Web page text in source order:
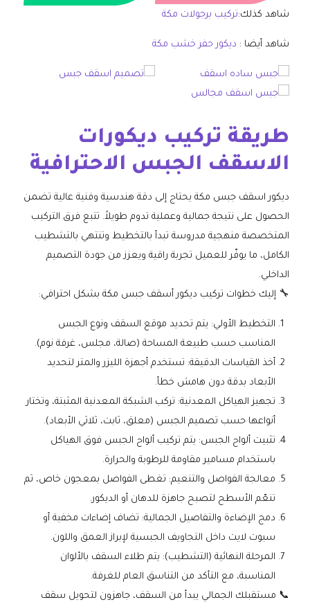
شاهد كذلك:تركيب برجولات مكة
شاهد أيضا : ديكور حفر خشب مكة
طريقة تركيب ديكورات
الاسقف الجبس الاحترافية
ديكور اسقف جبس مكة يحتاج إلى دقة هندسية وفنية عالية تضمن
الحصول على نتيجة جمالية وعملية تدوم طويلاً. تتبع فرق التركيب
المتخصصة منهجية مدروسة تبدأ بالتخطيط وتنتهي بالتشطيب
الكامل، ما يوفّر للعميل تجربة راقية ويعزز من جودة التصميم
الداخلي.
🔧 إليك خطوات تركيب ديكور أسقف جبس مكة بشكل احترافي:
التخطيط الأولي: يتم تحديد موقع السقف ونوع الجبس
المناسب حسب طبيعة المساحة (صالة، مجلس، غرفة نوم).
أخذ القياسات الدقيقة: تستخدم أجهزة الليزر والمتر لتحديد
الأبعاد بدقة دون هامش خطأ.
تجهيز الهياكل المعدنية: تركب الشبكة المعدنية المثبتة، وتختار
أنواعها حسب تصميم الجبس (معلق، ثابت، ثلاثي الأبعاد).
تثبيت ألواح الجبس: يتم تركيب ألواح الجبس فوق الهياكل
باستخدام مسامير مقاومة للرطوبة والحرارة.
معالجة الفواصل والتنعيم: تغطى الفواصل بمعجون خاص، ثم
تنعّم الأسطح لتصبح جاهزة للدهان أو الديكور.
دمج الإضاءة والتفاصيل الجمالية: تضاف إضاءات مخفية أو
سبوت لايت داخل التجاويف الجبسية لإبراز العمق واللون.
المرحلة النهائية (التشطيب): يتم طلاء السقف بالألوان
المناسبة، مع التأكد من التناسق العام للغرفة.
📞 مستقبلك الجمالي يبدأ من السقف، جاهزون لتحويل سقف